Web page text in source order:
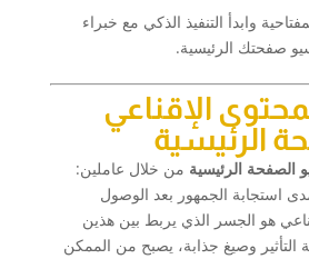
وابدأ التنفيذ الذكي مع خبراء
صفحتك الرئيسية.
الإقناعي
الرئيسية
الصفحة الرئيسية من خلال عاملين:
استجابة الجمهور بعد الوصول
هو الجسر الذي يربط بين هذين
التأثير وصيغ جذابة، يصبح من الممكن